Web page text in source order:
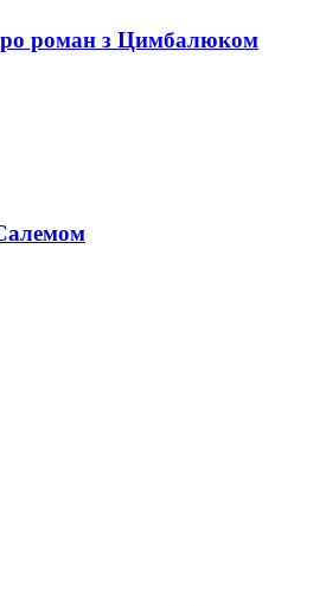
роман з Цимбалюком